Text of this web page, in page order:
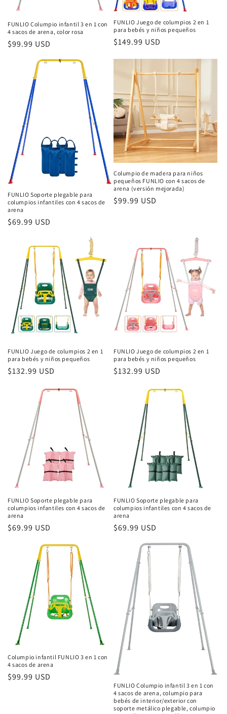
FUNLIO Columpio infantil 3 en 1 con
4 sacos de arena, color rosa
Precio
$99.99 USD
FUNLIO Juego de columpios 2 en 1
para bebés y niños pequeños
Precio
$149.99 USD
FUNLIO Soporte plegable para
columpios infantiles con 4 sacos de
arena
Precio
$69.99 USD
Columpio de madera para niños
pequeños FUNLIO con 4 sacos de
arena (versión mejorada)
Precio
$99.99 USD
FUNLIO Juego de columpios 2 en 1
para bebés y niños pequeños
Precio
$132.99 USD
FUNLIO Juego de columpios 2 en 1
para bebés y niños pequeños
Precio
$132.99 USD
FUNLIO Soporte plegable para
columpios infantiles con 4 sacos de
arena
Precio
$69.99 USD
FUNLIO Soporte plegable para
columpios infantiles con 4 sacos de
arena
Precio
$69.99 USD
Columpio infantil FUNLIO 3 en 1 con
4 sacos de arena
Precio
$99.99 USD
FUNLIO Columpio infantil 3 en 1 con
4 sacos de arena, columpio para
bebés de interior/exterior con
soporte metálico plegable, columpio